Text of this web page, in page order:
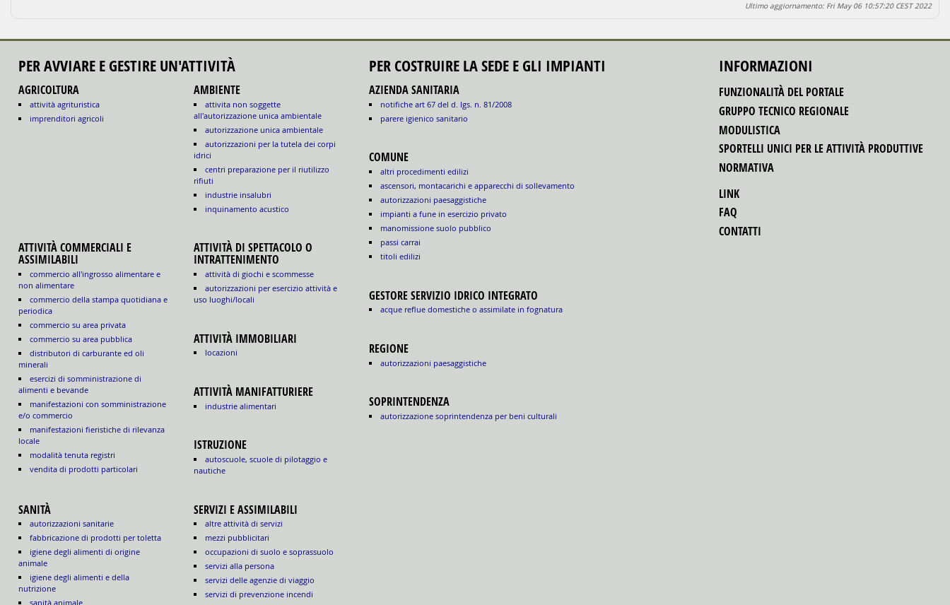
Ultimo aggiornamento: Fri May 06 10:57:20 CEST 2022
PER AVVIARE E GESTIRE UN'ATTIVITÀ
AGRICOLTURA
attività agrituristica
imprenditori agricoli
AMBIENTE
attivita non soggette
all'autorizzazione unica ambientale
autorizzazione unica ambientale
autorizzazioni per la tutela dei corpi
idrici
centri preparazione per il riutilizzo
rifiuti
industrie insalubri
inquinamento acustico
ATTIVITÀ COMMERCIALI E
ASSIMILABILI
commercio all'ingrosso alimentare e
non alimentare
commercio della stampa quotidiana e
periodica
commercio su area privata
commercio su area pubblica
distributori di carburante ed oli
minerali
esercizi di somministrazione di
alimenti e bevande
manifestazioni con somministrazione
e/o commercio
manifestazioni fieristiche di rilevanza
locale
modalità tenuta registri
vendita di prodotti particolari
ATTIVITÀ DI SPETTACOLO O
INTRATTENIMENTO
attività di giochi e scommesse
autorizzazioni per esercizio attività e
uso luoghi/locali
ATTIVITÀ IMMOBILIARI
locazioni
ATTIVITÀ MANIFATTURIERE
industrie alimentari
ISTRUZIONE
autoscuole, scuole di pilotaggio e
nautiche
SANITÀ
autorizzazioni sanitarie
fabbricazione di prodotti per toletta
igiene degli alimenti di origine
animale
igiene degli alimenti e della
nutrizione
sanità animale
SERVIZI E ASSIMILABILI
altre attività di servizi
mezzi pubblicitari
occupazioni di suolo e soprassuolo
servizi alla persona
servizi delle agenzie di viaggio
servizi di prevenzione incendi
PER COSTRUIRE LA SEDE E GLI IMPIANTI
AZIENDA SANITARIA
notifiche art 67 del d. lgs. n. 81/2008
parere igienico sanitario
COMUNE
altri procedimenti edilizi
ascensori, montacarichi e apparecchi di sollevamento
autorizzazioni paesaggistiche
impianti a fune in esercizio privato
manomissione suolo pubblico
passi carrai
titoli edilizi
GESTORE SERVIZIO IDRICO INTEGRATO
acque reflue domestiche o assimilate in fognatura
REGIONE
autorizzazioni paesaggistiche
SOPRINTENDENZA
autorizzazione soprintendenza per beni culturali
INFORMAZIONI
FUNZIONALITÀ DEL PORTALE
GRUPPO TECNICO REGIONALE
MODULISTICA
SPORTELLI UNICI PER LE ATTIVITÀ PRODUTTIVE
NORMATIVA
LINK
FAQ
CONTATTI